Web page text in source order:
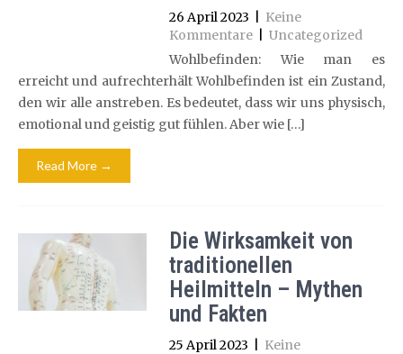
26 April 2023
Keine
Kommentare
Uncategorized
Wohlbefinden: Wie man es
erreicht und aufrechterhält Wohlbefinden ist ein Zustand,
den wir alle anstreben. Es bedeutet, dass wir uns physisch,
emotional und geistig gut fühlen. Aber wie […]
Read More →
Die Wirksamkeit von
traditionellen
Heilmitteln – Mythen
und Fakten
25 April 2023
Keine